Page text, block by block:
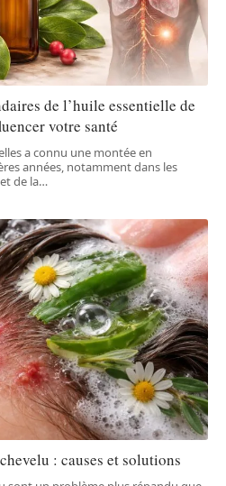
de l’huile essentielle de
votre santé
a connu une montée en
années, notamment dans les
de la…
: causes et solutions